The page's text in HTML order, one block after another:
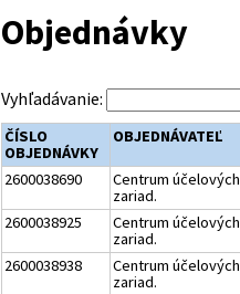
Objednávky
Vyhľadávanie:
ČÍSLO
OBJEDNÁVKY
OBJEDNÁVATEĽ
2600038690
Centrum účelových
zariad.
2600038925
Centrum účelových
zariad.
2600038938
Centrum účelových
zariad.